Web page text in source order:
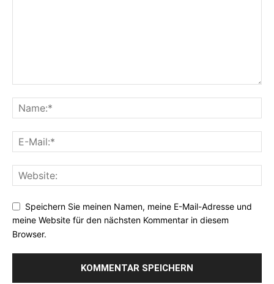
Speichern Sie meinen Namen, meine E-Mail-Adresse und
meine Website für den nächsten Kommentar in diesem
Browser.